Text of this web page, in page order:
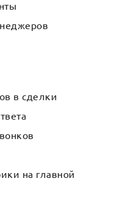
в сделки
на главной